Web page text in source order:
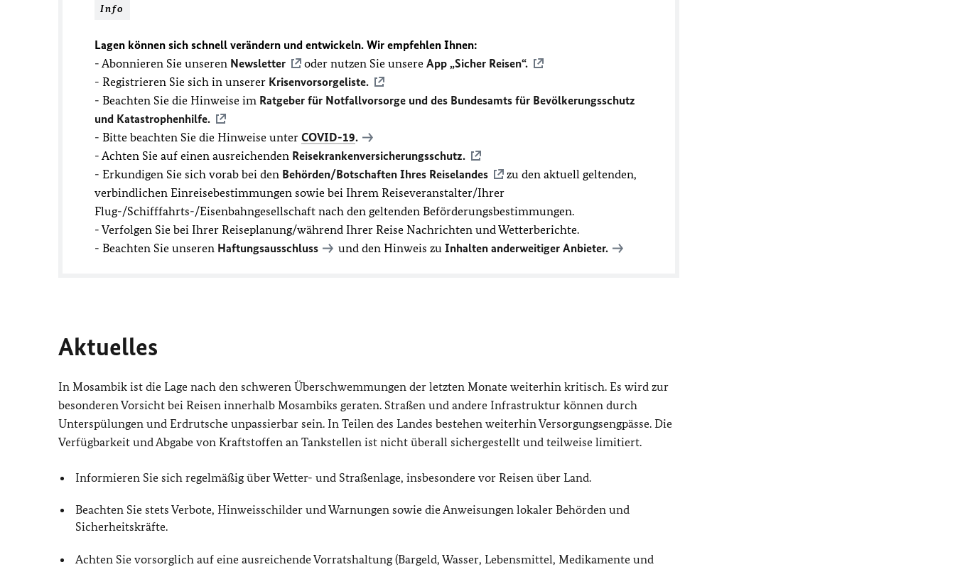
Info
Lagen können sich schnell verändern und entwickeln. Wir empfehlen Ihnen:
- Abonnieren Sie unseren Newsletter oder nutzen Sie unsere App „Sicher Reisen“.
- Registrieren Sie sich in unserer Krisenvorsorgeliste.
- Beachten Sie die Hinweise im Ratgeber für Notfallvorsorge und des Bundesamts für Bevölkerungsschutz
und Katastrophenhilfe.
- Bitte beachten Sie die Hinweise unter COVID-19.
- Achten Sie auf einen ausreichenden Reisekrankenversicherungsschutz.
- Erkundigen Sie sich vorab bei den Behörden/Botschaften Ihres Reiselandes
zu den aktuell geltenden,
verbindlichen Einreisebestimmungen sowie bei Ihrem Reiseveranstalter/Ihrer
Flug-/Schifffahrts-/Eisenbahngesellschaft nach den geltenden Beförderungsbestimmungen.
- Verfolgen Sie bei Ihrer Reiseplanung/während Ihrer Reise Nachrichten und Wetterberichte.
- Beachten Sie unseren Haftungsausschluss und den Hinweis zu Inhalten anderweitiger Anbieter.
Aktuelles
In Mosambik ist die Lage nach den schweren Überschwemmungen der letzten Monate weiterhin kritisch. Es wird zur
besonderen Vorsicht bei Reisen innerhalb Mosambiks geraten. Straßen und andere Infrastruktur können durch
Unterspülungen und Erdrutsche unpassierbar sein. In Teilen des Landes bestehen weiterhin Versorgungsengpässe. Die
Verfügbarkeit und Abgabe von Kraftstoffen an Tankstellen ist nicht überall sichergestellt und teilweise limitiert.
Informieren Sie sich regelmäßig über Wetter- und Straßenlage, insbesondere vor Reisen über Land.
Beachten Sie stets Verbote, Hinweisschilder und Warnungen sowie die Anweisungen lokaler Behörden und
Sicherheitskräfte.
Achten Sie vorsorglich auf eine ausreichende Vorratshaltung (Bargeld, Wasser, Lebensmittel, Medikamente und